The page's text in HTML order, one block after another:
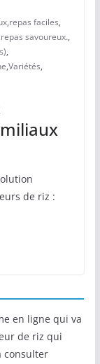
,repas faciles,
repas savoureux.,
,
,Variétés,
de riz :
en ligne qui va
de riz qui
consulter